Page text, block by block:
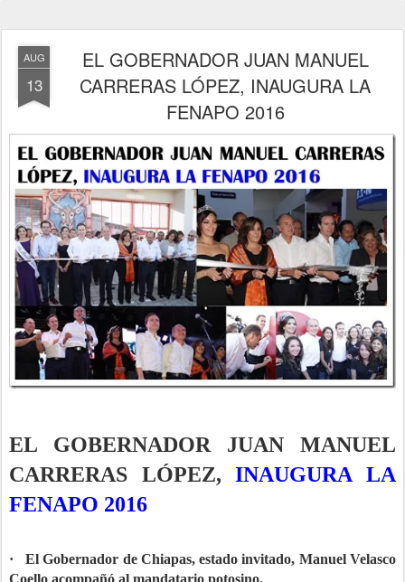
AUG
13
EL GOBERNADOR JUAN MANUEL
CARRERAS LÓPEZ, INAUGURA LA
FENAPO 2016
EL GOBERNADOR JUAN MANUEL
CARRERAS LÓPEZ,INAUGURA LA
FENAPO 2016
· El Gobernador de Chiapas, estado invitado, Manuel Velasco